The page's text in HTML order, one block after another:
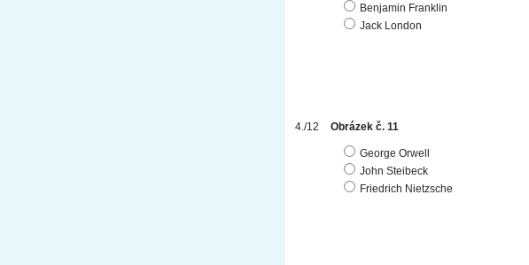
Benjamin Franklin
Jack London
Obrázek č. 11
George Orwell
John Steibeck
Friedrich Nietzsche